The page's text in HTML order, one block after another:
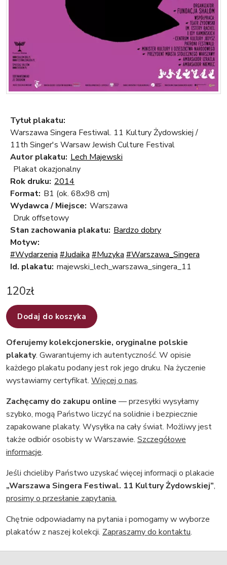
Tytuł plakatu:
Warszawa Singera Festiwal. 11 Kultury Żydowskiej /
11th Singer's Warsaw Jewish Culture Festival
Autor plakatu: Lech Majewski
Plakat okazjonalny
Rok druku: 2014
Format: B1 (ok. 68x98 cm)
Wydawca / Miejsce: Warszawa
Druk offsetowy
Stan zachowania plakatu: Bardzo dobry
Motyw:
#Wydarzenia #Judaika #Muzyka #Warszawa_Singera
Id. plakatu: majewski_lech_warszawa_singera_11
120zł
Dodaj do koszyka
Oferujemy kolekcjonerskie, oryginalne polskie
plakaty. Gwarantujemy ich autentyczność. W opisie
każdego plakatu podany jest rok jego druku. Na życzenie
wystawiamy certyfikat. Więcej o nas.
Zachęcamy do zakupu online — przesyłki wysyłamy
szybko, mogą Państwo liczyć na solidnie i bezpiecznie
zapakowane plakaty. Wysyłka na cały świat. Możliwy jest
także odbiór osobisty w Warszawie. Szczegółowe
informacje.
Jeśli chcieliby Państwo uzyskać więcej informacji o plakacie
„Warszawa Singera Festiwal. 11 Kultury Żydowskiej”,
prosimy o przesłanie zapytania.
Chętnie odpowiadamy na pytania i pomogamy w wyborze
plakatów z naszej kolekcji. Zapraszamy do kontaktu.